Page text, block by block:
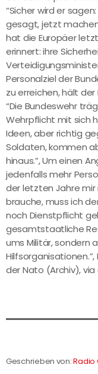
“Sicher wird er
gesagt, jetzt
hat die Europäer
erinnert: ihre
Personalziel der
zu erreichen, hält
“Die Bundeswehr
Wehrpflicht mit sich
Ideen, aber richtig
Soldaten, kommen
hinaus.”, Um einen
jedenfalls mehr
der letzten Jahre
brauche, muss ich
noch Dienstpflicht
gesamtstaatliche
ums Militär, sondern
der Nato (Archiv),
Geschrieben von:Radio